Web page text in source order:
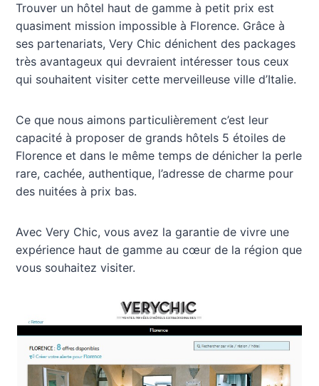
Trouver un hôtel haut de gamme à petit prix est
quasiment mission impossible à Florence. Grâce à
ses partenariats, Very Chic dénichent des packages
très avantageux qui devraient intéresser tous ceux
qui souhaitent visiter cette merveilleuse ville d’Italie.
Ce que nous aimons particulièrement c’est leur
capacité à proposer de grands hôtels 5 étoiles de
Florence et dans le même temps de dénicher la perle
rare, cachée, authentique, l’adresse de charme pour
des nuitées à prix bas.
Avec Very Chic, vous avez la garantie de vivre une
expérience haut de gamme au cœur de la région que
vous souhaitez visiter.